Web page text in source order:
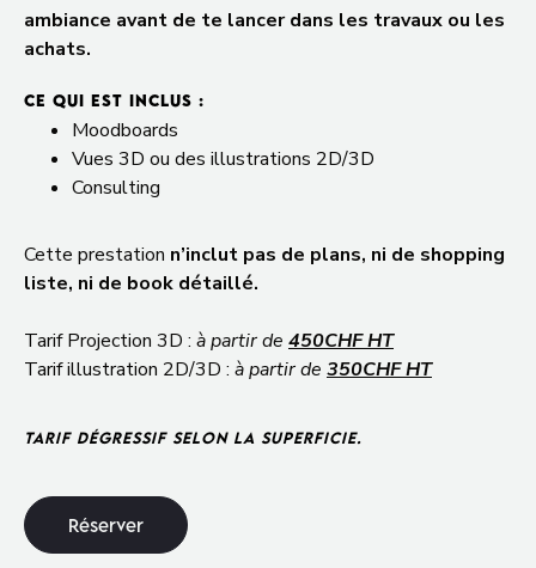
ambiance avant de te lancer dans les travaux ou les
achats.
CE QUI EST INCLUS :
Moodboards
Vues 3D ou des illustrations 2D/3D
Consulting
Cette prestation n’inclut pas de plans, ni de shopping
liste, ni de book détaillé.
Tarif Projection 3D : à partir de 450CHF HT
Tarif illustration 2D/3D : àpartir de 350CHF HT
TARIF DÉGRESSIF SELON LA SUPERFICIE.
Réserver